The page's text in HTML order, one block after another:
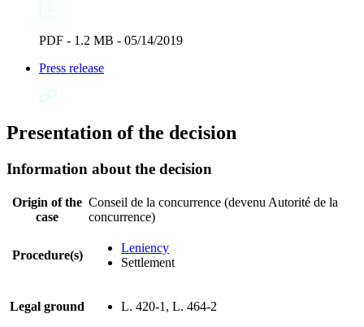
PDF - 1.2 MB - 05/14/2019
Press release
Presentation of the decision
Information about the decision
Origin of the
case
Conseil de la concurrence (devenu Autorité de la
concurrence)
Procedure(s)
Leniency
Settlement
Legal ground L. 420-1, L. 464-2